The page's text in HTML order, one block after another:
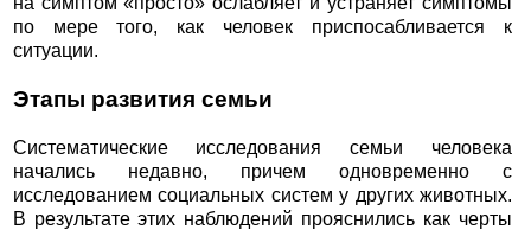
по мере того, как человек приспосабливается к
ситуации.
Этапы развития семьи
Систематические исследования семьи человека
начались недавно, причем одновременно с
исследованием социальных систем у других животных.
В результате этих наблюдений прояснились как черты